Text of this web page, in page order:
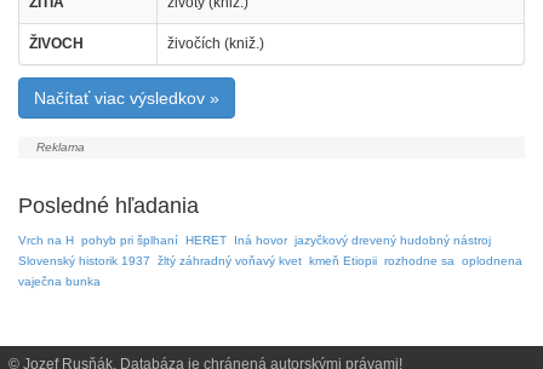
ŽIVOCH živočích (kniž.)
Načítať viac výsledkov »
Posledné hľadania
Vrch na H pohyb pri šplhaní HERET Iná hovor jazyčkový drevený hudobný nástroj
Slovenský historik 1937
žltý záhradný voňavý kvet kmeň Etiopii rozhodne sa
oplodnena
vaječna bunka
© Jozef Rusňák. Databáza je chránená autorskými právami!